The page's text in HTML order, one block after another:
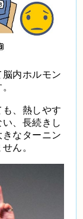
内ホルモン
、熱しやす
、長続きし
なターニン
ん。